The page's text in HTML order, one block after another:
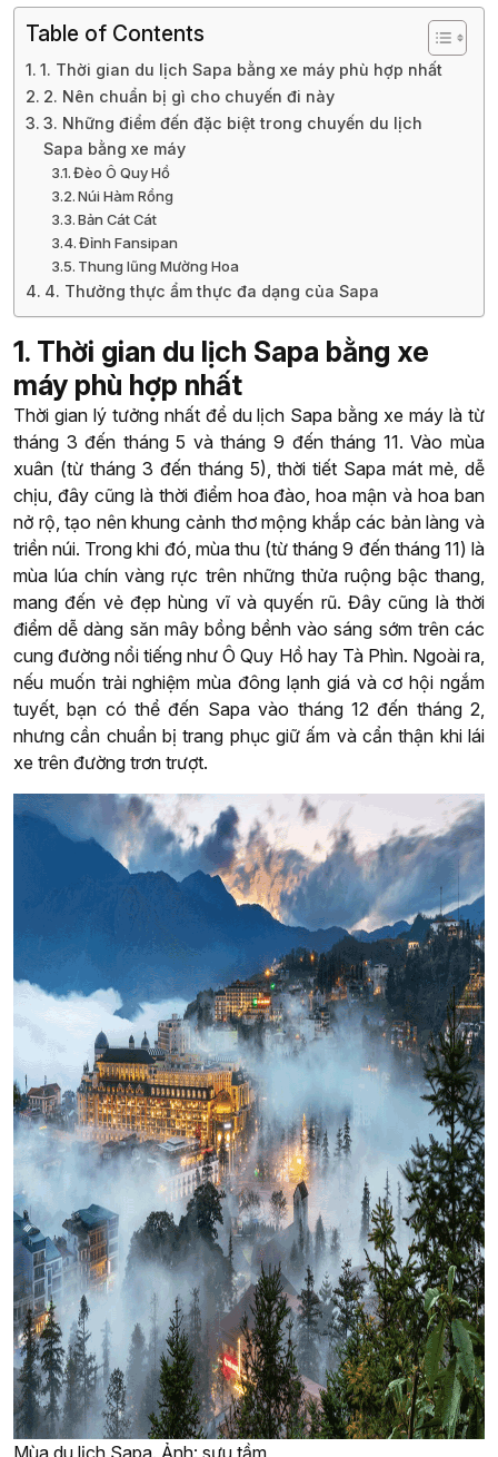
Table of Contents
1. Thời gian du lịch Sapa bằng xe máy phù hợp nhất
2. Nên chuẩn bị gì cho chuyến đi này
3. Những điểm đến đặc biệt trong chuyến du lịch
Sapa bằng xe máy
Đèo Ô Quy Hồ
Núi Hàm Rồng
Bản Cát Cát
Đỉnh Fansipan
Thung lũng Mường Hoa
4. Thưởng thực ẩm thực đa dạng của Sapa
1. Thời gian du lịch Sapa bằng xe
máy phù hợp nhất
Thời gian lý tưởng nhất để du lịch Sapa bằng xe máy là từ
tháng 3 đến tháng 5 và tháng 9 đến tháng 11. Vào mùa
xuân (từ tháng 3 đến tháng 5), thời tiết Sapa mát mẻ, dễ
chịu, đây cũng là thời điểm hoa đào, hoa mận và hoa ban
nở rộ, tạo nên khung cảnh thơ mộng khắp các bản làng và
triền núi. Trong khi đó, mùa thu (từ tháng 9 đến tháng 11) là
mùa lúa chín vàng rực trên những thửa ruộng bậc thang,
mang đến vẻ đẹp hùng vĩ và quyến rũ. Đây cũng là thời
điểm dễ dàng săn mây bồng bềnh vào sáng sớm trên các
cung đường nổi tiếng như Ô Quy Hồ hay Tà Phìn. Ngoài ra,
nếu muốn trải nghiệm mùa đông lạnh giá và cơ hội ngắm
tuyết, bạn có thể đến Sapa vào tháng 12 đến tháng 2,
nhưng cần chuẩn bị trang phục giữ ấm và cẩn thận khi lái
xe trên đường trơn trượt.
Mùa du lịch Sapa. Ảnh: sưu tầm